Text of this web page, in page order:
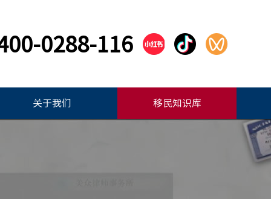
0288-116
关于我们 移民知识库